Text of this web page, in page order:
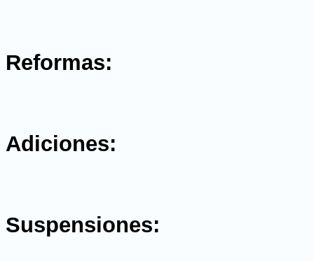
Reformas:
Adiciones:
Suspensiones: